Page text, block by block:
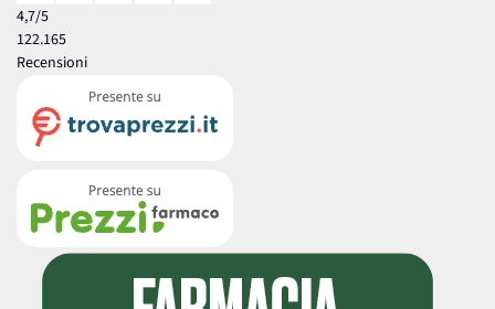
4,7/5
122.165
Recensioni